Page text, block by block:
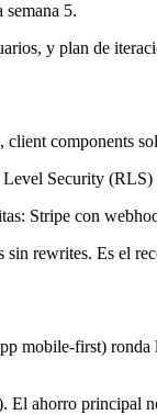
5.
y plan de
components
Security (RLS)
Stripe con
rewrites. Es el
mobile-first)
ahorro principal